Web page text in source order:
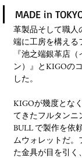
MADE in
革製品そして職人
端に工房を構える
『池之端銀革店
ン）』とKIGOの
した。
KIGOが幾度とな
てきたフルタンニ
BULL で製作を依
ムウォレットだ。
た金具が目を引く